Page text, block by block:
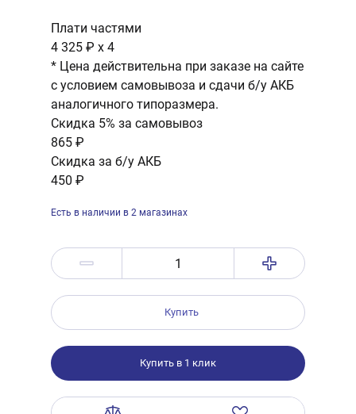
Плати частями
4 325 ₽ x 4
* Цена действительна при заказе на сайте
с условием самовывоза и сдачи б/у АКБ
аналогичного типоразмера.
Скидка 5% за самовывоз
865 ₽
Скидка за б/у АКБ
450 ₽
Есть в наличии в 2 магазинах
Купить
Купить в 1 клик